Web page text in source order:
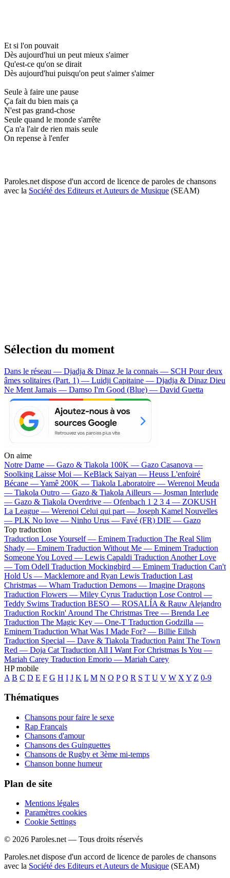
Et si l'on pouvait
Dès aujourd'hui un peut mieux s'aimer
Qu'est-ce qu'on se dirait
Dès aujourd'hui puisqu'on peut s'aimer s'aimer
Seule à faire une pause
Ça fait du bien mais ça
N'est pas grand-chose
Seule quand le monde s'arrête
Ça n'a l'air de rien mais seule
On repense à l'enfer
Paroles.net dispose d'un accord de licence de paroles de chansons
avec la Société des Editeurs et Auteurs de Musique (SEAM)
Sélection du moment
Dans le réseau — Djadja & Dinaz Je la connais — SCH Pour deux
âmes solitaires (Part. 1) — Luidji Capitaine — Djadja & Dinaz Dieu
Ne Ment Jamais — Damso I'm Good (Blue) — David Guetta
On aime
Notre Dame — Gazo & Tiakola 100K — Gazo Casanova —
Soolking Laisse Moi — KeBlack Saiyan — Heuss L'enfoiré
Bécane —Yamê 200K — Tiakola Laboratoire — Werenoi Meuda
— Tiakola Outro — Gazo & Tiakola Ailleurs — Josman Interlude
— Gazo & Tiakola Overdrive — Ofenbach 1 2 3 4 — ZOKUSH
La League — Werenoi Celui qui part — Joseph Kamel Nouvelles
— PLK No love — Ninho Urus — Favé (FR) DIE — Gazo
Top traduction
Traduction Lose Yourself — Eminem Traduction The Real Slim
Shady — Eminem Traduction Without Me — Eminem Traduction
Someone You Loved — Lewis Capaldi Traduction Another Love
— Tom Odell Traduction Mockingbird — Eminem Traduction Can't
Hold Us — Macklemore and Ryan Lewis Traduction Last
Christmas — Wham Traduction Demons — Imagine Dragons
Traduction Flowers — Miley Cyrus Traduction Lose Control —
Teddy Swims Traduction BESO — ROSALÍA & Rauw Alejandro
Traduction Rockin' Around The Christmas Tree — Brenda Lee
Traduction The Magic Key — One-T Traduction Godzilla —
Eminem Traduction What Was I Made For? — Billie Eilish
Traduction Special — Dave & Tiakola Traduction Paint The Town
Red — Doja Cat Traduction All I Want For Christmas Is You —
Mariah Carey Traduction Emorio — Mariah Carey
HP mobile
A B C D E F G H I J K L M N O P Q R S T U V W X Y Z 0-9
Thématiques
Chansons pour faire le sexe
Rap Français
Chansons d'amour
Chansons des Guinguettes
Chansons de Rugby et 3ème mi-temps
Chanson bonne humeur
Plan de site
Mentions légales
Paramètres cookies
Cookie Settings
© 2026 Paroles.net — Tous droits réservés
Paroles.net dispose d'un accord de licence de paroles de chansons
avec la Société des Editeurs et Auteurs de Musique (SEAM)